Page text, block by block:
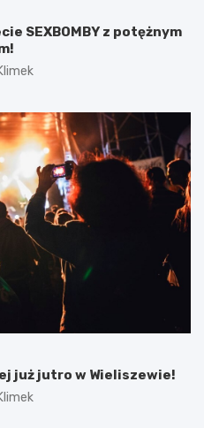
SEXBOMBY z potężnym
już jutro w Wieliszewie!